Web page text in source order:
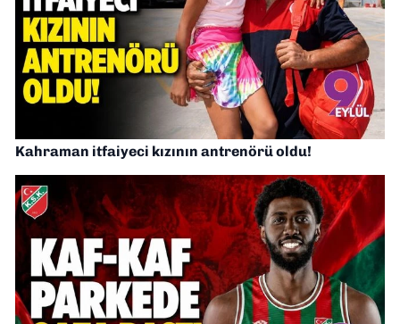
Kahraman itfaiyeci kızının antrenörü oldu!